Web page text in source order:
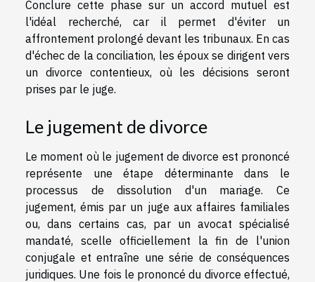
Conclure cette phase sur un accord mutuel est
l'idéal recherché, car il permet d'éviter un
affrontement prolongé devant les tribunaux. En cas
d'échec de la conciliation, les époux se dirigent vers
un divorce contentieux, où les décisions seront
prises par le juge.
Le jugement de divorce
Le moment où le jugement de divorce est prononcé
représente une étape déterminante dans le
processus de dissolution d'un mariage. Ce
jugement, émis par un juge aux affaires familiales
ou, dans certains cas, par un avocat spécialisé
mandaté, scelle officiellement la fin de l'union
conjugale et entraîne une série de conséquences
juridiques. Une fois le prononcé du divorce effectué,